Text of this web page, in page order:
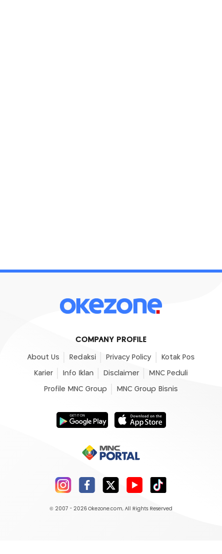
COMPANY PROFILE
About Us Redaksi Privacy Policy Kotak Pos
Karier Info Iklan Disclaimer MNC Peduli
Profile MNC Group MNC Group Bisnis
© 2007 - 2026 Okezone.com, All Rights Reserved